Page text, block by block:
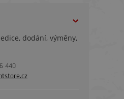
dodání, výměny,
440